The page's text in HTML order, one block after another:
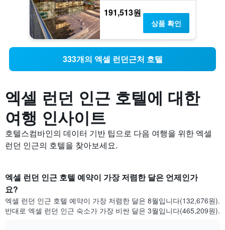
191,513원
상품 확인
333개의 엑셀 런던근처 호텔
엑셀 런던 인근 호텔에 대한
여행 인사이트
호텔스컴바인의 데이터 기반 팁으로 다음 여행을 위한 엑셀
런던 인근의 호텔을 찾아보세요.
엑셀 런던 인근 호텔 예약이 가장 저렴한 달은 언제인가
요?
엑셀 런던 인근 호텔 예약이 가장 저렴한 달은 8월입니다(132,676원).
반대로 엑셀 런던 인근 숙소가 가장 비싼 달은 3월입니다(465,209원).